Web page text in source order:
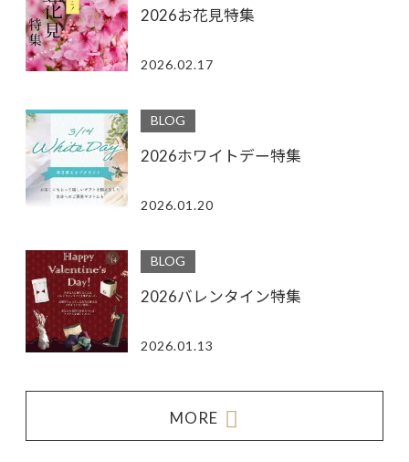
2026お花見特集
2026.02.17
BLOG
2026ホワイトデー特集
2026.01.20
BLOG
2026バレンタイン特集
2026.01.13
MORE